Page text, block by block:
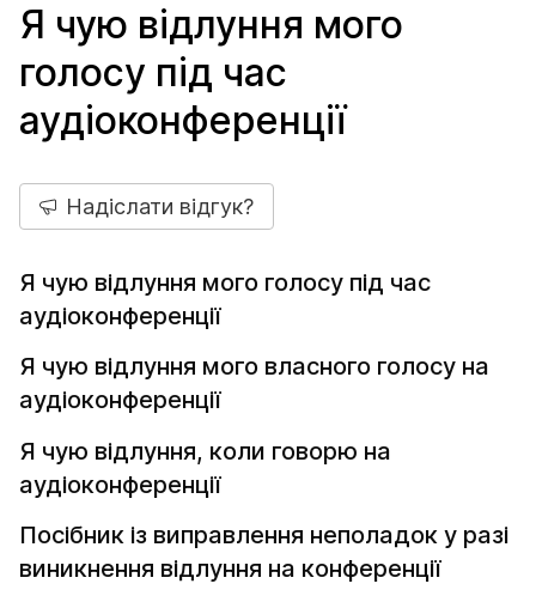
Я чую відлуння мого
голосу під час
аудіоконференції
Надіслати відгук?
Я чую відлуння мого голосу під час
аудіоконференції
Я чую відлуння мого власного голосу на
аудіоконференції
Я чую відлуння, коли говорю на
аудіоконференції
Посібник із виправлення неполадок у разі
виникнення відлуння на конференції